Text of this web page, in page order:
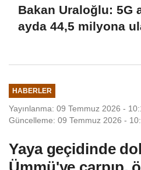
Bakan Uraloğlu: 5G
ayda 44,5 milyona
HABERLER
Yayınlanma: 09 Temmuz 2026 -
Güncelleme: 09 Temmuz 2026 -
Yaya geçidinde